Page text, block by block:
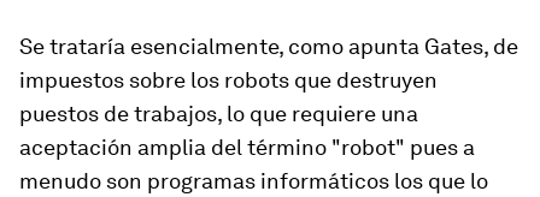
Se trataría esencialmente, como apunta Gates, de
impuestos sobre los robots que destruyen
puestos de trabajos, lo que requiere una
aceptación amplia del término "robot" pues a
menudo son programas informáticos los que lo